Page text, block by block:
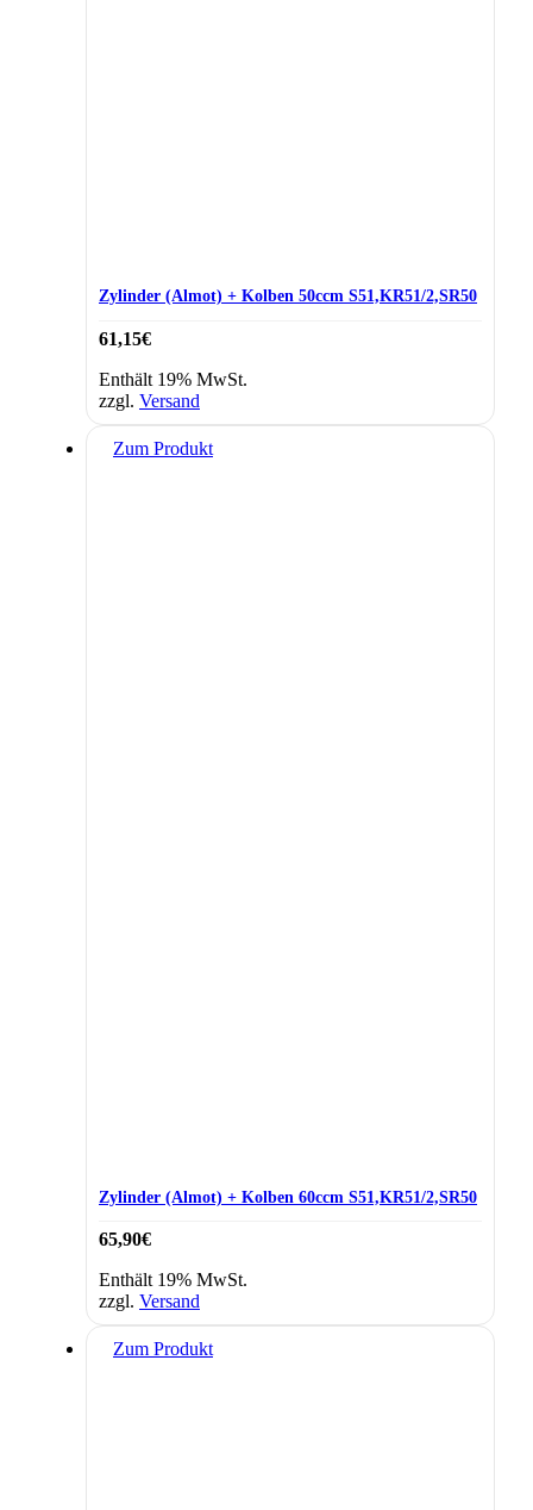
Zylinder (Almot) + Kolben 50ccm S51,KR51/2,SR50
61,15€
Enthält 19% MwSt.
zzgl. Versand
Zum Produkt
Zylinder (Almot) + Kolben 60ccm S51,KR51/2,SR50
65,90€
Enthält 19% MwSt.
zzgl. Versand
Zum Produkt